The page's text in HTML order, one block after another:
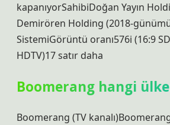
kapanıyorSahibiDoğan Yayın
Demirören Holding (2018-
SistemiGörüntü oranı576i (16:9
HDTV)17 satır daha
Boomerang hangi
Boomerang (TV